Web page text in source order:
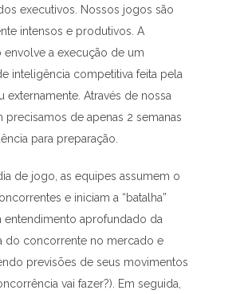
executivos. Nossos jogos são
intensos e produtivos. A
envolve a execução de um
inteligência competitiva feita pela
externamente. Através de nossa
precisamos de apenas 2 semanas
para preparação.
de jogo, as equipes assumem o
e iniciam a “batalha”
entendimento aprofundado da
do concorrente no mercado e
previsões de seus movimentos
vai fazer?). Em seguida,